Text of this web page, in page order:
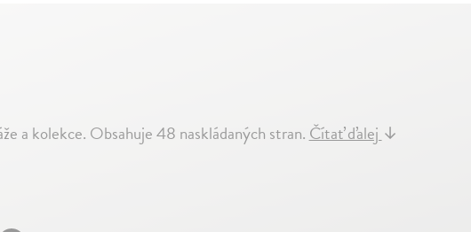
a kolekce. Obsahuje 48 naskládaných stran.Čítať ďalej↓